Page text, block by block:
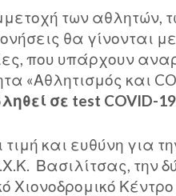
των αθλητών,
θα γίνονται
που υπάρχουν
«Αθλητισμός και
σε test COVID-
τιμή και ευθύνη για
Βασιλίτσας, την
Χιονοδρομικό